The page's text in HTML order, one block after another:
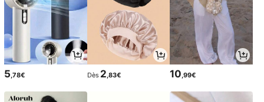
5,78€ Dès 2,83€ 10,99€